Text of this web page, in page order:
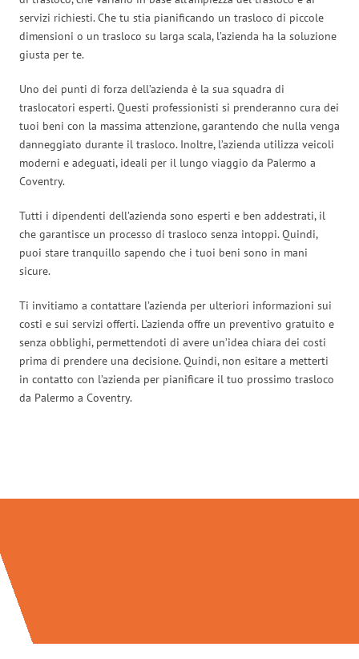
servizi richiesti. Che tu stia pianificando un trasloco di piccole
dimensioni o un trasloco su larga scala, l’azienda ha la soluzione
giusta per te.
Uno dei punti di forza dell’azienda è la sua squadra di
traslocatori esperti. Questi professionisti si prenderanno cura dei
tuoi beni con la massima attenzione, garantendo che nulla venga
danneggiato durante il trasloco. Inoltre, l’azienda utilizza veicoli
moderni e adeguati, ideali per il lungo viaggio da Palermo a
Coventry.
Tutti i dipendenti dell’azienda sono esperti e ben addestrati, il
che garantisce un processo di trasloco senza intoppi. Quindi,
puoi stare tranquillo sapendo che i tuoi beni sono in mani
sicure.
Ti invitiamo a contattare l’azienda per ulteriori informazioni sui
costi e sui servizi offerti. L’azienda offre un preventivo gratuito e
senza obblighi, permettendoti di avere un’idea chiara dei costi
prima di prendere una decisione. Quindi, non esitare a metterti
in contatto con l’azienda per pianificare il tuo prossimo trasloco
da Palermo a Coventry.